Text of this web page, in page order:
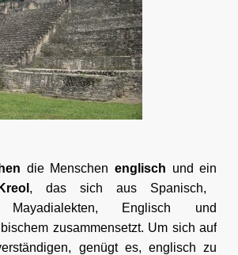
die Menschen englisch und ein
, das sich aus Spanisch,
Mayadialekten, Englisch und
zusammensetzt. Um sich auf
genügt es, englisch zu